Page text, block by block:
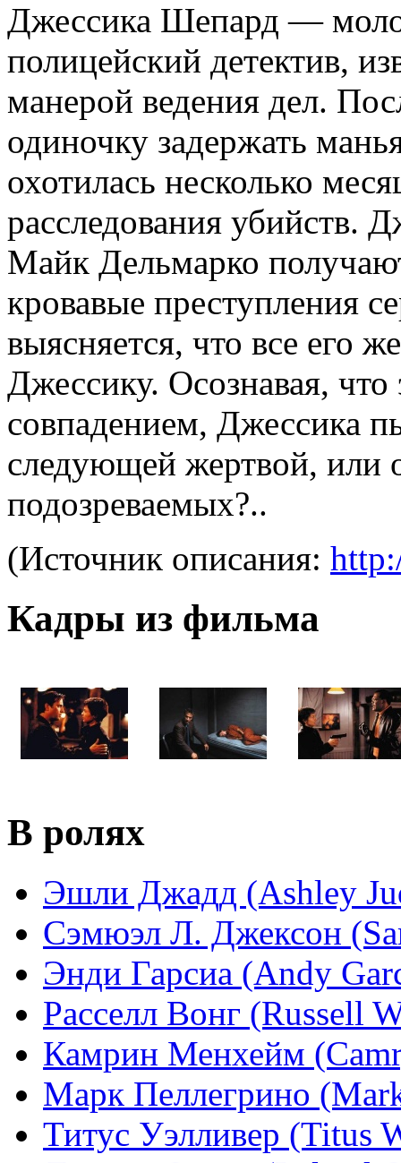
Джессика Шепард —
полицейский детектив,
манерой ведения дел.
одиночку задержать
охотилась несколько
расследования убийств.
Майк Дельмарко
кровавые преступления
выясняется, что все
Джессику. Осознавая,
совпадением, Джессика
следующей жертвой, или
подозреваемых?..
(Источник описания:
Кадры из фильма
В ролях
Эшли Джадд (Ashley
Сэмюэл Л. Джексон
Энди Гарсиа (Andy
Расселл Вонг (Russell
Камрин Менхейм
Марк Пеллегрино
Титус Уэлливер (Titus